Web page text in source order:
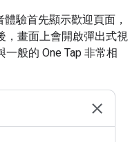
驗首先顯示歡迎頁面，
，畫面上會開啟彈出式視
般的 One Tap 非常相